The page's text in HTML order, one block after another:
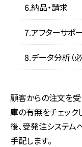
納品・請求
アフターサポ
データ分析（
顧客からの注文を
庫の有無をチェック
後、受発注システム
手配します。